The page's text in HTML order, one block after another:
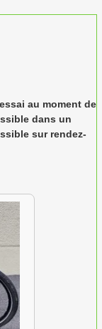
au moment de
dans un
sur rendez-